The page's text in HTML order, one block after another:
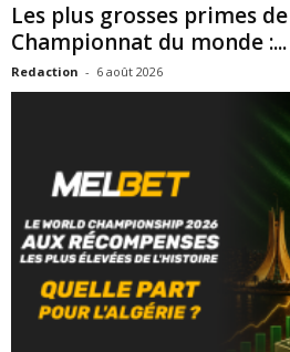
Les plus grosses primes
Championnat du monde :...
Redaction - 6 août 2026